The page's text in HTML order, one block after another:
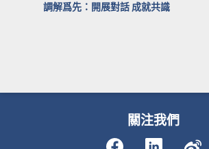
調解爲先：開展對話 成就共識
關注我們